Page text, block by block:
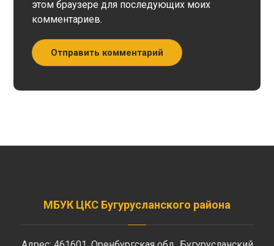
этом браузере для последующих моих
комментариев.
Отправить комментарий
МБУК ЦКС Бугурусланского района